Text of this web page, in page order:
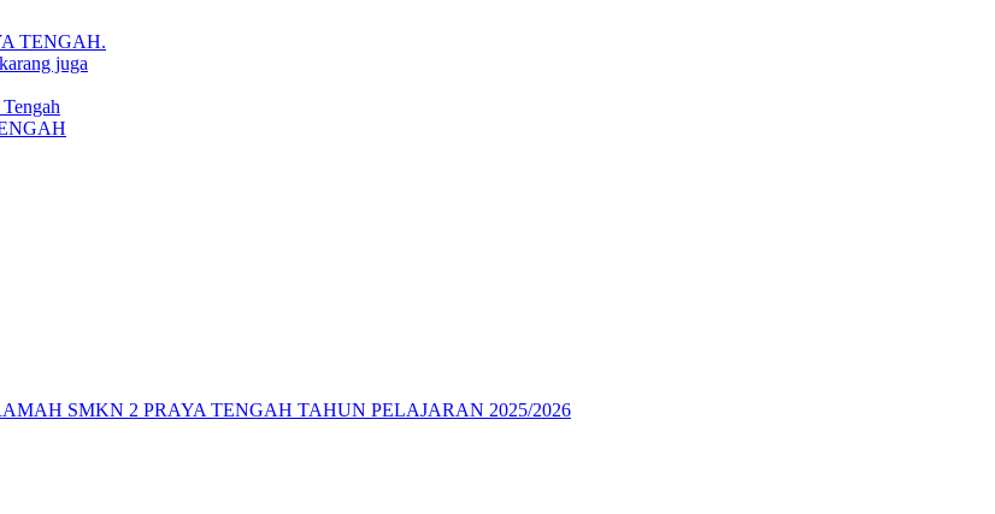
TENGAH.
juga
SMKN 2 PRAYA TENGAH TAHUN PELAJARAN 2025/2026